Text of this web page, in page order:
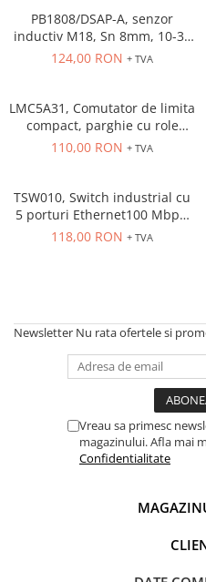
PB1808/DSAP-A, senzor
inductiv M18, Sn 8mm, 10-36
VDC, ecranat NO, PNP,
124,00 RON + TVA
LMC5A31, Comutator de limita
compact, parghie cu role
NO+NC, corp metalic cu
110,00 RON + TVA
TSW010, Switch industrial cu
5 porturi Ethernet100 Mbps,
montaj pe sina
118,00 RON + TVA
Newsletter Nu rata ofertele si
Vreau sa primesc
magazinului. Afla mai
Confidentialitate